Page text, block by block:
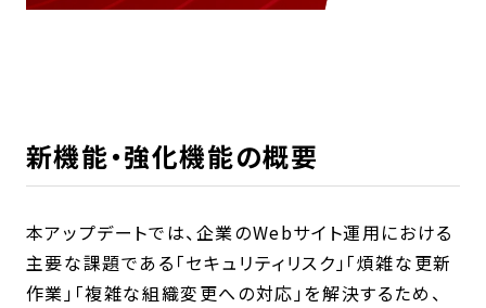
新機能・強化機能の概要
本アップデートでは、企業のWebサイト運用における
主要な課題である「セキュリティリスク」「煩雑な更新
作業」「複雑な組織変更への対応」を解決するため、